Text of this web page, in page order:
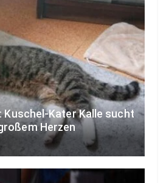
Kuschel-Kater Kalle sucht
Herzen